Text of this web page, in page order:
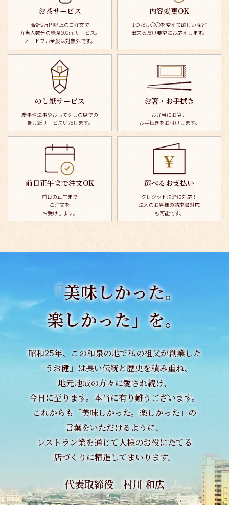
お茶サービス
合計2万円以上のご注文で
弁当人数分の緑茶500mlサービス。
オードブル全般は対象外です。
内容変更OK
1つだけ〇〇を変えて欲しいなど
出来るだけ要望にお応えします。
のし紙サービス
慶事や法事やおもてなしの席での
掛け紙サービスいたします。
お箸・お手拭き
お弁当にお箸、
お手拭きをお付けします。
前日正午まで注文OK
前日の正午まで
ご注文を
お受けします。
選べるお支払い
クレジット決済に対応！
法人のお客様の請求書対応
も可能です。
「美味しかった。
楽しかった」を。
昭和25年、この和泉の地で私の祖父が創業した
「うお健」は長い伝統と歴史を積み重ね、
地元地域の方々に愛され続け、
今日に至ります。本当に有り難うございます。
これからも「美味しかった。楽しかった」の
言葉をいただけるように、
レストラン業を通じて人様のお役にたてる
店づくりに精進してまいります。
代表取締役 村川 和広